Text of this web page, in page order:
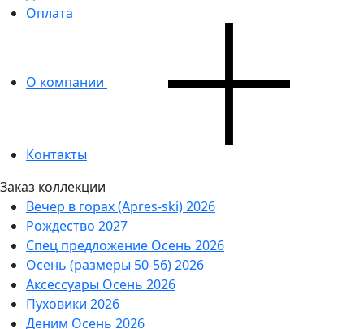
Оплата
О компании
Контакты
Заказ коллекции
Вечер в горах (Apres-ski) 2026
Рождество 2027
Спец предложение Осень 2026
Осень (размеры 50-56) 2026
Аксессуары Осень 2026
Пуховики 2026
Деним Осень 2026